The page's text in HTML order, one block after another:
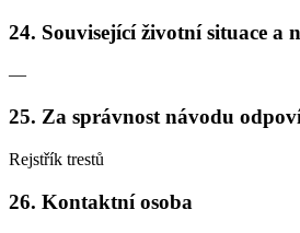
24. Související životní situace a
—
25. Za správnost návodu
Rejstřík trestů
26. Kontaktní osoba